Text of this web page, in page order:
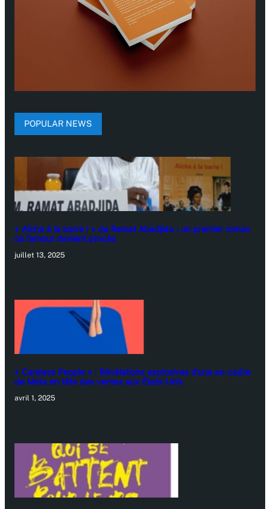
POPULAR NEWS
« Aïcha à la barre ! » de Ramat Abadjida : un premier roman
où l’amour devient procès
juillet 13, 2025
« Careless People » : Révélations explosives d’une ex-cadre
de Meta en tête des ventes aux États-Unis
avril 1, 2025